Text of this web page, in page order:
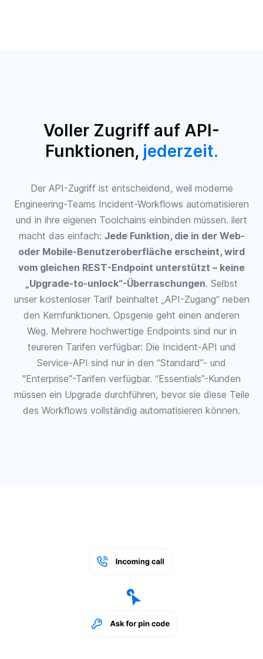
Voller Zugriff auf API-
Funktionen, jederzeit.
Der API-Zugriff ist entscheidend, weil moderne
Engineering-Teams Incident-Workflows automatisieren
und in ihre eigenen Toolchains einbinden müssen. ilert
macht das einfach: Jede Funktion, die in der Web-
oder Mobile-Benutzeroberfläche erscheint, wird
vom gleichen REST-Endpoint unterstützt – keine
„Upgrade-to-unlock“-Überraschungen. Selbst
unser kostenloser Tarif beinhaltet „API-Zugang“ neben
den Kernfunktionen. Opsgenie geht einen anderen
Weg. Mehrere hochwertige Endpoints sind nur in
teureren Tarifen verfügbar: Die Incident-API und
Service-API sind nur in den “Standard”- und
"Enterprise"-Tarifen verfügbar. “Essentials”-Kunden
müssen ein Upgrade durchführen, bevor sie diese Teile
des Workflows vollständig automatisieren können.